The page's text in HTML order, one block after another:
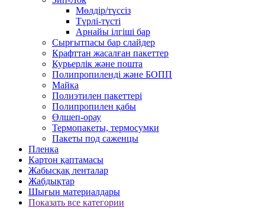
Мөлдір/түссіз
Түрлі-түсті
Арнайы ілгіші бар
Сырғытпасы бар слайдер
Крафттан жасалған пакеттер
Курьерлік және пошта
Полипропиленді және БОПП
Майка
Полиэтилен пакеттері
Полипропилен қабы
Өлшеп-орау
Термопакеты, термосумки
Пакеты под саженцы
Пленка
Картон қаптамасы
Жабысқақ ленталар
Жабдықтар
Шығын материалдары
Показать все категории